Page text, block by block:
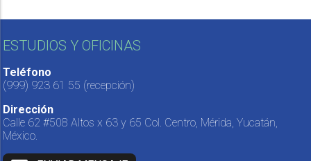
ESTUDIOS Y OFICINAS
Teléfono
(999) 923 61 55 (recepción)
Dirección
Calle 62 #508 Altos x 63 y 65 Col. Centro, Mérida, Yucatán,
México.